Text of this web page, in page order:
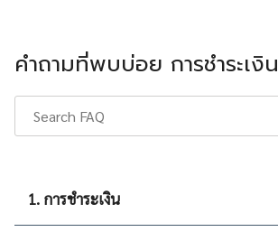
คำถามที่พบบ่อย การชำระเงิน
1. การชำระเงิน